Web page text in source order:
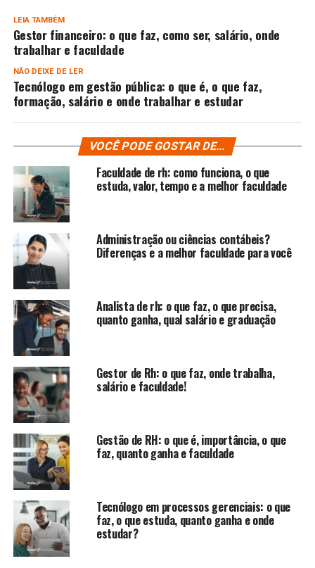
LEIA TAMBÉM
Gestor financeiro: o que faz, como ser, salário, onde
trabalhar e faculdade
NÃO DEIXE DE LER
Tecnólogo em gestão pública: o que é, o que faz,
formação, salário e onde trabalhar e estudar
VOCÊ PODE GOSTAR DE...
Faculdade de rh: como funciona, o que
estuda, valor, tempo e a melhor faculdade
Administração ou ciências contábeis?
Diferenças e a melhor faculdade para você
Analista de rh: o que faz, o que precisa,
quanto ganha, qual salário e graduação
Gestor de Rh: o que faz, onde trabalha,
salário e faculdade!
Gestão de RH: o que é, importância, o que
faz, quanto ganha e faculdade
Tecnólogo em processos gerenciais: o que
faz, o que estuda, quanto ganha e onde
estudar?